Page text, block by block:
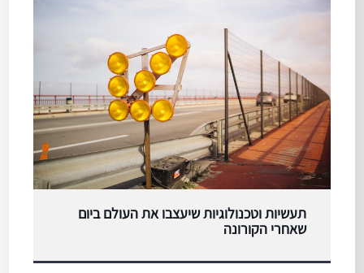
תעשיות וטכנולוגיות שיעצבו את העולם ביום
שאחרי הקורונה